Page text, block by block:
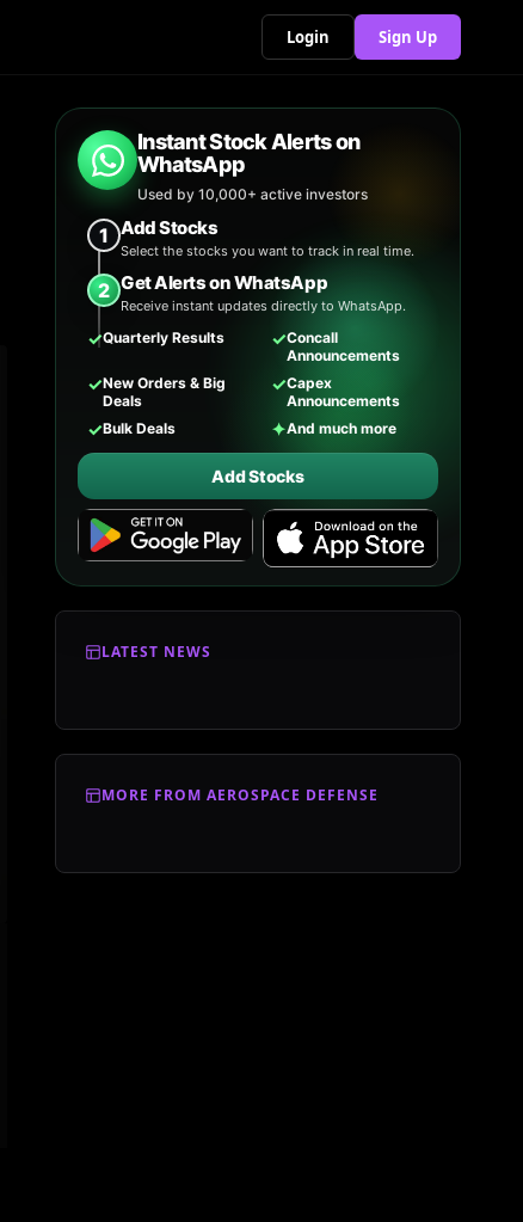
Login Sign Up
Instant Stock Alerts on
WhatsApp
Used by 10,000+ active investors
1 Add Stocks
Select the stocks you want to track in real time.
2 Get Alerts on WhatsApp
Receive instant updates directly to WhatsApp.
✓Quarterly Results ✓Concall
Announcements
✓New Orders & Big
Deals
✓Capex
Announcements
✓Bulk Deals ✦And much more
Add Stocks
LATEST NEWS
MORE FROM AEROSPACE DEFENSE